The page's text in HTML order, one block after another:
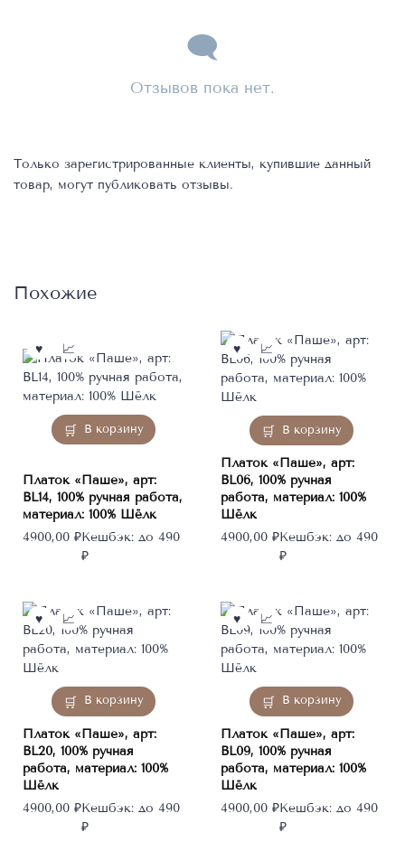
Отзывов пока нет.
Только зарегистрированные клиенты, купившие данный
товар, могут публиковать отзывы.
Похожие
В корзину
Платок «Паше», арт:
BL14, 100% ручная работа,
материал: 100% Шёлк
4900,00 ₽Кешбэк: до 490
₽
В корзину
Платок «Паше», арт:
BL06, 100% ручная
работа, материал: 100%
Шёлк
4900,00 ₽Кешбэк: до 490
₽
В корзину
Платок «Паше», арт:
BL20, 100% ручная
работа, материал: 100%
Шёлк
4900,00 ₽Кешбэк: до 490
₽
В корзину
Платок «Паше», арт:
BL09, 100% ручная
работа, материал: 100%
Шёлк
4900,00 ₽Кешбэк: до 490
₽